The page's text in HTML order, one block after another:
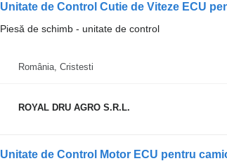
Piesă de schimb - unitate de control
România, Cristesti
ROYAL DRU AGRO S.R.L.
Unitate de Control Motor ECU pentru